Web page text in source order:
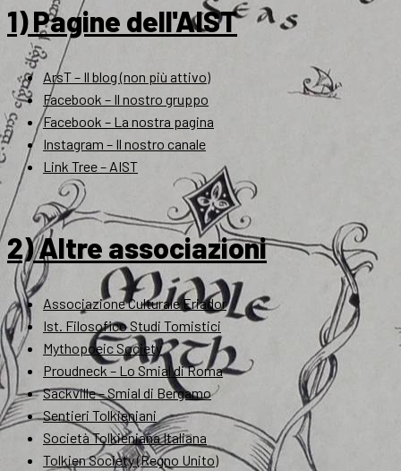
1) Pagine dell'AIST
ArsT – Il blog (non più attivo)
Facebook – Il nostro gruppo
Facebook – La nostra pagina
Instagram – Il nostro canale
Link Tree – AIST
2) Altre associazioni
Associazione Culturale Eriador
Ist. Filosofico Studi Tomistici
Mythopoeic Society
Proudneck – Lo Smial di Roma
Sackville – Smial di Bergamo
Sentieri Tolkieniani
Società Tolkieniana Italiana
Tolkien Society (Regno Unito)